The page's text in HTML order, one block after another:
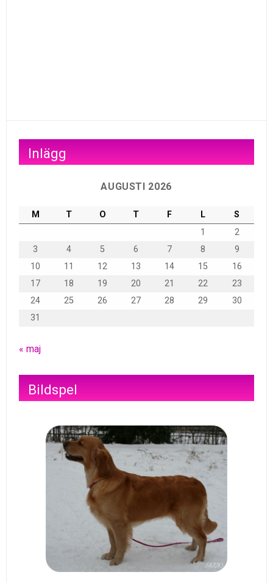
Inlägg
AUGUSTI 2026
M T O T F L
S
1
2
3
4 5 6 7 8
9
10
11 12 13 14 15
16
17
18 19 20 21 22
23
24
25 26 27 28 29
30
31
« maj
Bildspel